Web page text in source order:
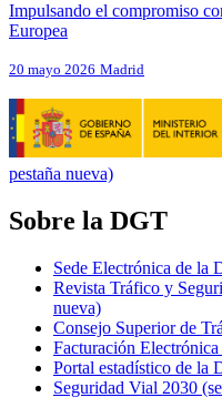
Impulsando el compromiso
Europea
20 mayo 2026 Madrid
pestaña nueva)
Sobre la DGT
Sede Electrónica de la
Revista Tráfico y
nueva)
Consejo Superior de
Facturación
Portal estadístico de la
Seguridad Vial 2030